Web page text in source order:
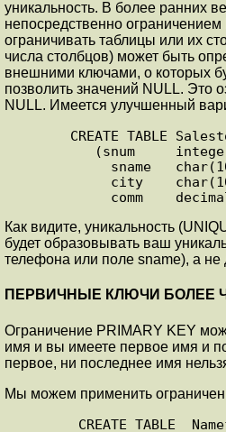
уникальность. В более ранних
непосредственно
ограничивать таблицы или их
числа столбцов) может быть
внешними ключами, о которых
позволить значений NULL. Это
NULL. Имеется улучшенный
comm
Как видите, уникальность
будет образовывать ваш
телефона или поле sname), а не
ПЕРВИЧНЫЕ КЛЮЧИ БОЛЕЕ
Ограничение PRIMARY KEY
имя и вы имеете первое имя и
первое, ни последнее имя
Мы можем применить